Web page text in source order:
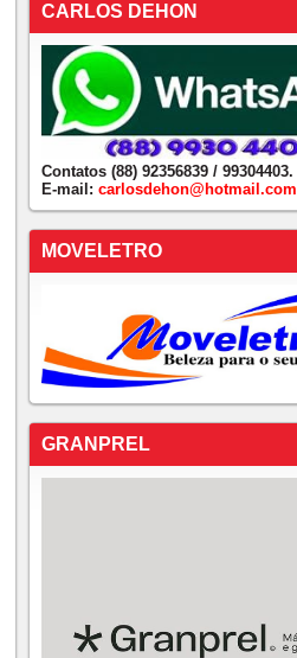
CARLOS DEHON
Contatos (88) 92356839 / 99304403.
E-mail: carlosdehon@hotmail.com
MOVELETRO
GRANPREL